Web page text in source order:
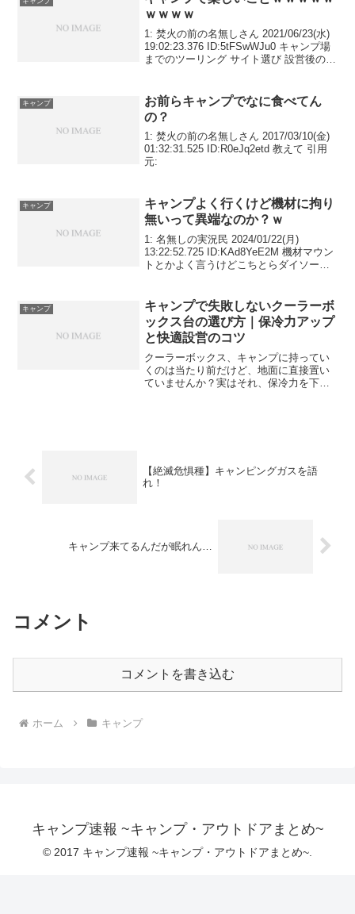
ｗｗｗｗ
1: 焚火の前の名無しさん 2021/06/23(水)
19:02:23.376 ID:5tFSwWJu0 キャンプ場
までのツーリング サイト選び 設営後の一
キャンプ
お前らキャンプでなに食べてん
の？
1: 焚火の前の名無しさん 2017/03/10(金)
01:32:31.525 ID:R0eJq2etd 教えて 引用
元:
キャンプ
キャンプよく行くけど機材に拘り
無いって異端なのか？ｗ
1: 名無しの実況民 2024/01/22(月)
13:22:52.725 ID:KAd8YeE2M 機材マウン
トとかよく言うけどこちとらダイソーが
キャンプ
キャンプで失敗しないクーラーボ
ックス台の選び方｜保冷力アップ
と快適設営のコツ
クーラーボックス、キャンプに持ってい
くのは当たり前だけど、地面に直接置い
ていませんか？実はそれ、保冷力を下げ
【絶滅危惧種】キャンピングガスを語
れ！
キャンプ来てるんだが眠れん…
コメント
コメントを書き込む
ホーム キャンプ
キャンプ速報 ~キャンプ・アウトドアまとめ~
© 2017 キャンプ速報 ~キャンプ・アウトドアまとめ~.